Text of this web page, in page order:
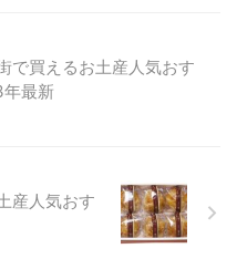
で買えるお土産人気おす
最新
産人気おす